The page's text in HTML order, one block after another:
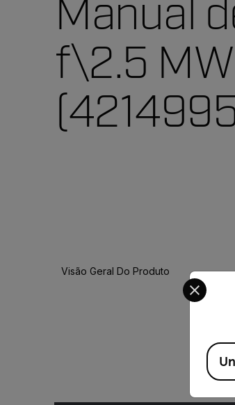
Manual
f\2.5
Visão Geral Do Produto
Select